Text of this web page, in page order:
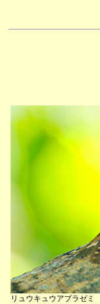
リュウキュウアブラゼミ